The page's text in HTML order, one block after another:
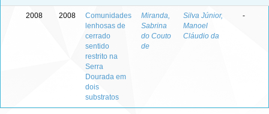
2008 2008
Comunidades
lenhosas de
cerrado
sentido
restrito na
Serra
Dourada em
dois
substratos
Miranda,
Sabrina
do Couto
de
Silva Júnior,
Manoel
Cláudio da
-